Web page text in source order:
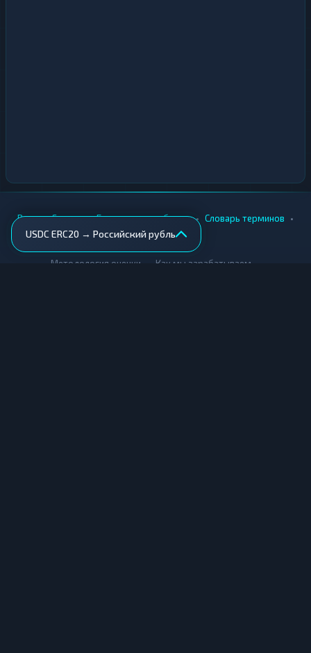
USDC ERC20 → Российский рубль
Вики • Города • Безопасность обмена • Словарь терминов •
AML-проверка
Методология оценки Как мы зарабатываем